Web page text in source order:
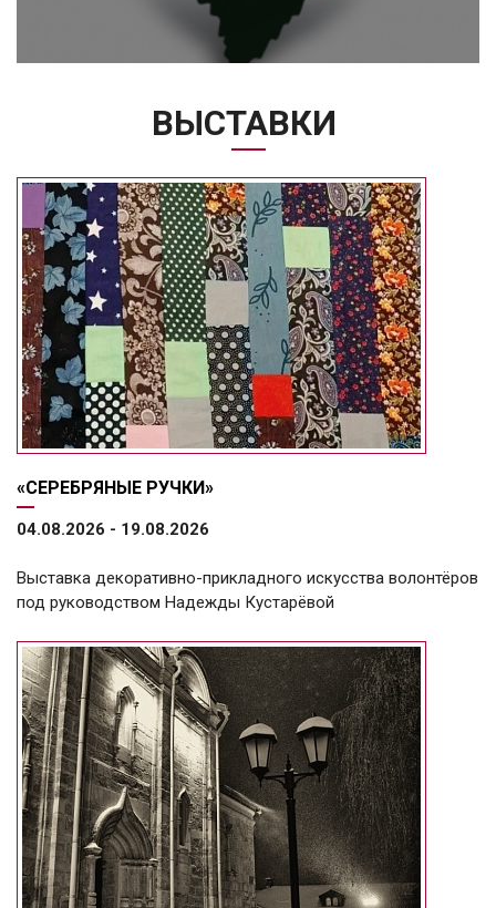
ВЫСТАВКИ
«СЕРЕБРЯНЫЕ РУЧКИ»
04.08.2026 - 19.08.2026
Выставка декоративно-прикладного искусства волонтёров
под руководством Надежды Кустарёвой